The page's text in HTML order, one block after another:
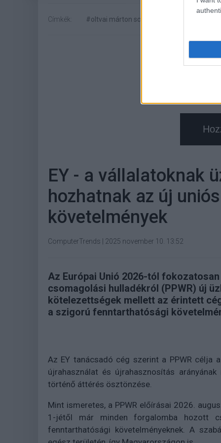
Címkék: #oltvai márton schneider electric
EY - a vállalatoknak
hozhatnak az új
követelmények
ComputerTrends 2025 november 10. 13:52
Az Európai Unió 2026-tól
csomagolási hulladékról (PPWR) új
kötelezettségek mellett az érintett
a szigorú fenntarthatósági
Az EY tanácsadó cég szerint a PPWR célja
újrahasználat és újrahasznosítás
történő áttérés ösztönzése.
Mint ismeretes, a PPWR előírásai 2026.
1-jétől már minden forgalomba hozott
fenntarthatósági követelményeknek. A